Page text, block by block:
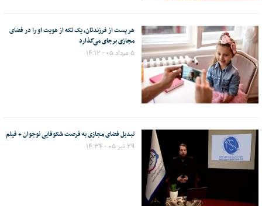
هر پست از فرزندتان، یک تکه از هویت او را در فضای
مجازی برجای می‌گذارد
۵ مرداد ۰۵ - ۱۴:۱۲
تبدیل فضای مجازی به فرصت شکوفایی نوجوان + فیلم
۲۹ تیر ۰۵ - ۱۴:۳۴